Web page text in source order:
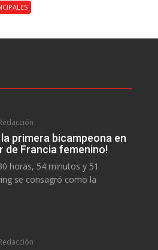
la primera bicampeona en
de Francia femenino!
horas, 54 minutos y 51
se consagró como la